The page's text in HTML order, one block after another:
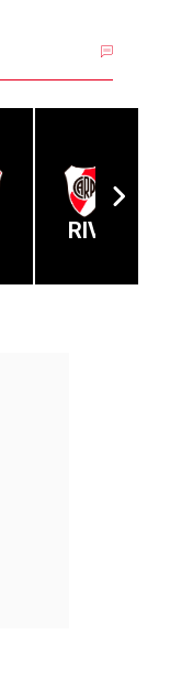
237
RIV